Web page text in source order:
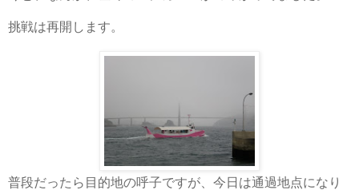
挑戦は再開します。
普段だったら目的地の呼子ですが、今日は通過地点になり